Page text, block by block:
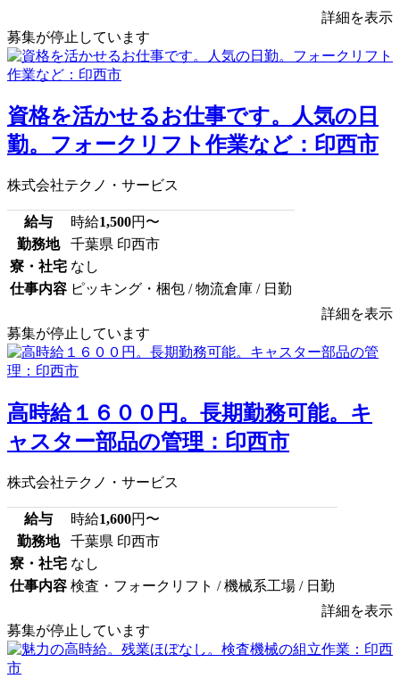
詳細を表示
募集が停止しています
資格を活かせるお仕事です。人気の日
勤。フォークリフト作業など：印西市
株式会社テクノ・サービス
給与 時給1,500円〜
勤務地
千葉県 印西市
寮・社宅 なし
仕事内容 ピッキング・梱包 / 物流倉庫 / 日勤
詳細を表示
募集が停止しています
高時給１６００円。長期勤務可能。キ
ャスター部品の管理：印西市
株式会社テクノ・サービス
給与 時給1,600円〜
勤務地
千葉県 印西市
寮・社宅 なし
仕事内容 検査・フォークリフト / 機械系工場 / 日勤
詳細を表示
募集が停止しています